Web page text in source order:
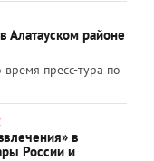
Алатауском районе
пресс-тура по
в
России и